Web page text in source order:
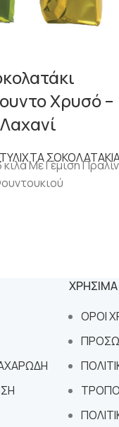
Χρυσό –
Λαχανί
Με Γέμιση
ΧΡΗΣΙΜΑ
ΟΡΟΙ